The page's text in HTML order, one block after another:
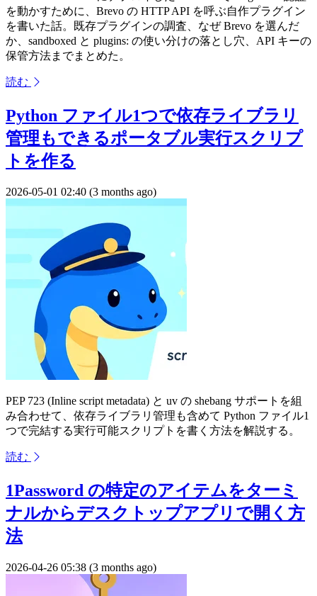
を動かすために、Brevo の HTTP API を呼ぶ自作プラグイン
を書いた話。既存プラグインの調査、なぜ Brevo を選んだ
か、sandboxed と plugins: の使い分けの落とし穴、API キーの
保管方法までまとめた。
読む
Python ファイル1つで依存ライブラリ
管理もできるポータブル実行スクリプ
トを作る
2026-05-01 02:40 (3 months ago)
PEP 723 (Inline script metadata) と uv の shebang サポートを組
み合わせて、依存ライブラリ管理も含めて Python ファイル1
つで完結する実行可能スクリプトを書く方法を解説する。
読む
1Password の特定のアイテムをターミ
ナルからデスクトップアプリで開く方
法
2026-04-26 05:38 (3 months ago)